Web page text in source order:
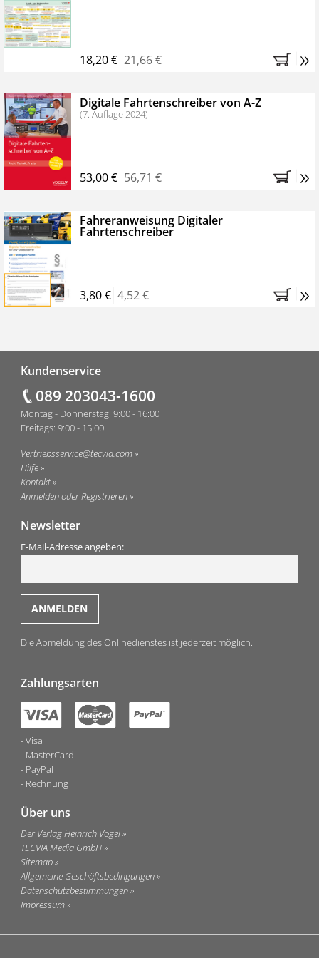
Bestellen Sie jetzt das VerkehrsRundschau Profipaket im
Kennenlern-Abo für zwei Monate (inkl. der derzeitig
Monaten brauchen Sie nichts weiter tun, das
Abonnement endet automatisch, es entstehen keine
weiteren Verpflichtungen.
18,20 € 21,66 € »
Digitale Fahrtenschreiber von A-Z
(7. Auflage 2024)
53,00 € 56,71 € »
Fahreranweisung Digitaler
Fahrtenschreiber
3,80 € 4,52 € »
Kundenservice
089 203043-1600
Montag - Donnerstag: 9:00 - 16:00
Freitags: 9:00 - 15:00
Vertriebsservice@tecvia.com
Hilfe
Kontakt
Anmelden oder Registrieren
Newsletter
E-Mail-Adresse angeben:
Die Abmeldung des Onlinedienstes ist jederzeit möglich.
Zahlungsarten
Visa
MasterCard
PayPal
Rechnung
Über uns
Der Verlag Heinrich Vogel
TECVIA Media GmbH
Sitemap
Allgemeine Geschäftsbedingungen
Datenschutzbestimmungen
Impressum